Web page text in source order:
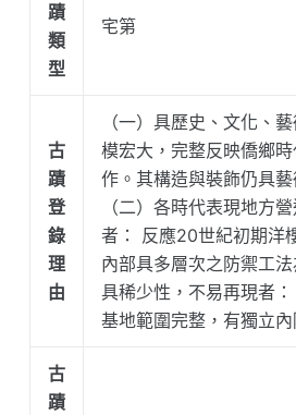
蹟
類
型
宅第
古
蹟
登
錄
理
由
（一）具歷史、文化、
模宏大，完整反映僑鄉
作。其構造與裝飾仍具藝
（二）各時代表現地方
者： 反應20世紀初期洋
內部具多層次之防禦工法
具稀少性，不易再現者
基地範圍完整，有獨立
古
蹟